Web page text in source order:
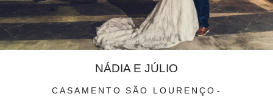
CASAMENTO SÃO LOURENÇO
NÁDIA E JÚLIO